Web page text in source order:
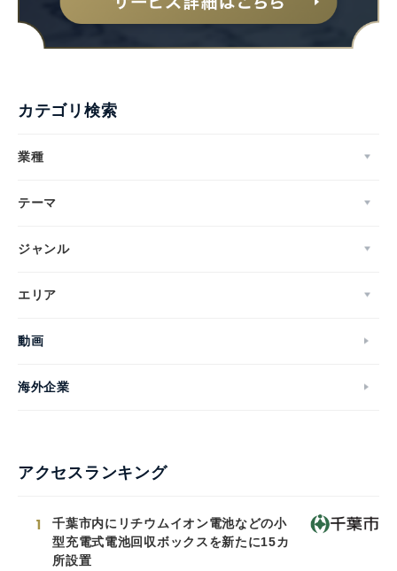
カテゴリ検索
業種
テーマ
ジャンル
エリア
動画
海外企業
アクセスランキング
1
千葉市内にリチウムイオン電池などの小
型充電式電池回収ボックスを新たに15カ
所設置